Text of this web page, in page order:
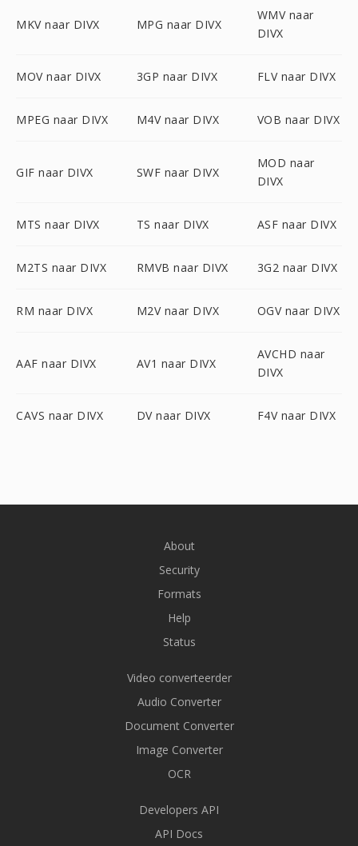
MKV naar DIVX MPG naar DIVX
WMV naar
DIVX
MOV naar DIVX 3GP naar DIVX FLV naar DIVX
MPEG naar DIVX M4V naar DIVX VOB naar DIVX
GIF naar DIVX SWF naar DIVX
MOD naar
DIVX
MTS naar DIVX TS naar DIVX ASF naar DIVX
M2TS naar DIVX RMVB naar DIVX 3G2 naar DIVX
RM naar DIVX M2V naar DIVX OGV naar DIVX
AAF naar DIVX AV1 naar DIVX
AVCHD naar
DIVX
CAVS naar DIVX DV naar DIVX F4V naar DIVX
About
Security
Formats
Help
Status
Video converteerder
Audio Converter
Document Converter
Image Converter
OCR
Developers API
API Docs